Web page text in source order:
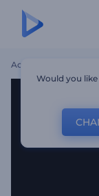
Accueil
Would you